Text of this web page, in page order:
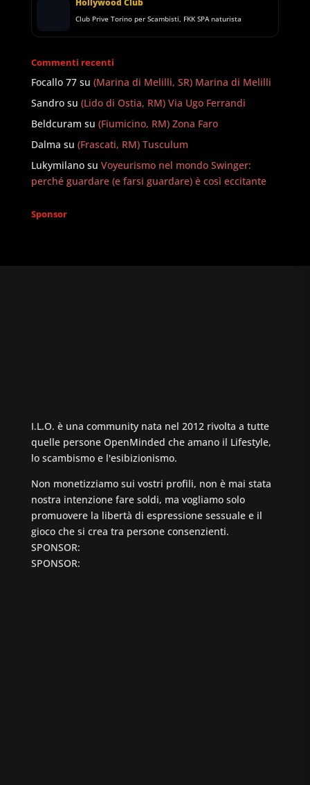
Club Prive Torino per Scambisti, FKK SPA naturista
Commenti recenti
Focallo 77su (Marina di Melilli, SR) Marina di Melilli
Sandrosu (Lido di Ostia, RM) Via Ugo Ferrandi
Beldcuram su (Fiumicino, RM) Zona Faro
Dalma su (Frascati, RM) Tusculum
Lukymilanosu Voyeurismo nel mondo Swinger:
perché guardare (e farsi guardare) è così eccitante
Sponsor
I.L.O. è una community nata nel 2012 rivolta a tutte
quelle persone OpenMinded che amano il Lifestyle,
lo scambismo e l'esibizionismo.
Non monetizziamo sui vostri profili, non è mai stata
nostra intenzione fare soldi, ma vogliamo solo
promuovere la libertà di espressione sessuale e il
gioco che si crea tra persone consenzienti.
SPONSOR:
SPONSOR: